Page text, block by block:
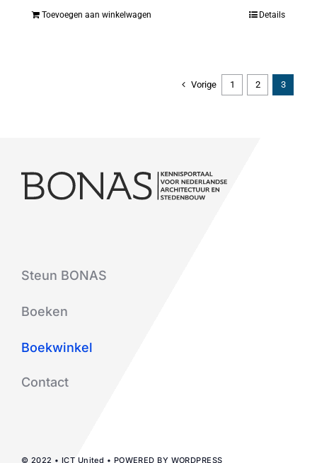
Toevoegen aan winkelwagen Details
Vorige 1 2 3
Steun BONAS
Boeken
Boekwinkel
Contact
© 2022 • ICT United • POWERED BY WORDPRESS